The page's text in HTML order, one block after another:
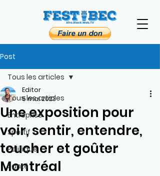
Post
Tous les articles
Entreprise
Sportif
Politique
Santé
Tous les articles
Une exposition pour
voir, sentir, entendre,
toucher et goûter
Montréal
Editor
5 mai 2023